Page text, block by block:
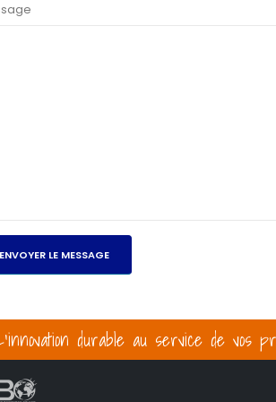
durable au service de vos